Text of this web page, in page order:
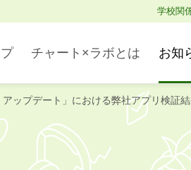
学校関
プ チャート×ラボとは お知
理科・
ブラウザ版
アップデート」における弊社アプリ検証